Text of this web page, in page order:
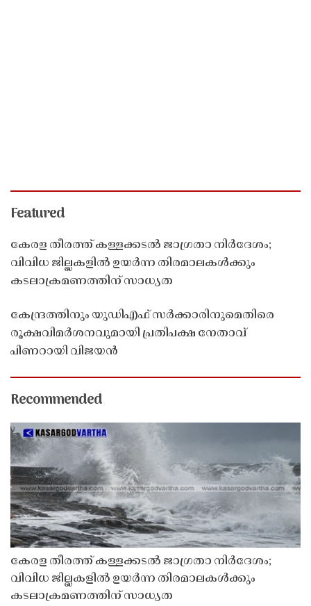
Featured
കേരള തീരത്ത് കള്ളക്കടൽ ജാഗ്രതാ നിർദേശം;
വിവിധ ജില്ലകളിൽ ഉയർന്ന തിരമാലകൾക്കും
കടലാക്രമണത്തിന് സാധ്യത
കേന്ദ്രത്തിനും യുഡിഎഫ് സർക്കാരിനുമെതിരെ
രൂക്ഷവിമർശനവുമായി പ്രതിപക്ഷ നേതാവ്
പിണറായി വിജയൻ
Recommended
കേരള തീരത്ത് കള്ളക്കടൽ ജാഗ്രതാ നിർദേശം;
വിവിധ ജില്ലകളിൽ ഉയർന്ന തിരമാലകൾക്കും
കടലാക്രമണത്തിന് സാധ്യത